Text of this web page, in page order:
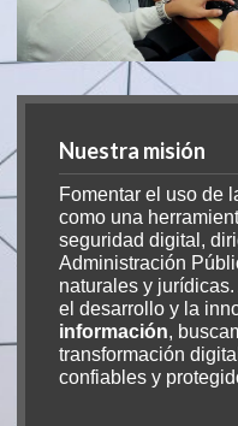
Nuestra misión
Fomentar el uso de
como una
seguridad digital,
Administración
naturales y
el desarrollo y la
información,
transformación
confiables y